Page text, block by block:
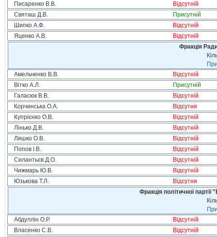
Писаренко В.В.
Відсутній
Святаш Д.В.
Присутній
Шипко А.Ф.
Відсутній
Яценко А.В.
Відсутній
Фракція
Амельченко В.В.
Відсутній
Вітко А.Л.
Присутній
Галасюк В.В.
Відсутній
Корчинська О.А.
Відсутня
Купрієнко О.В.
Відсутній
Лінько Д.В.
Відсутній
Ляшко О.В.
Відсутній
Попов І.В.
Відсутній
Силантьєв Д.О.
Відсутній
Чижмарь Ю.В.
Відсутній
Юзькова Т.Л.
Відсутня
Фракція політичної
Абдуллін О.Р.
Відсутній
Власенко С.В.
Відсутній